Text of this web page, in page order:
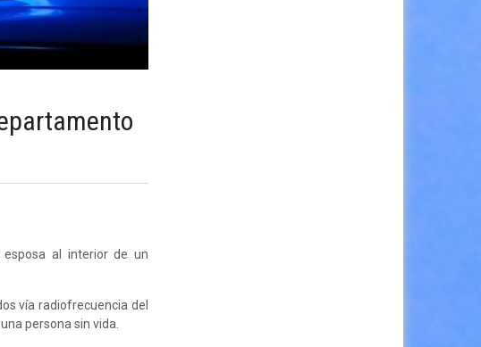
al interior de un
vía radiofrecuencia del
persona sin vida.